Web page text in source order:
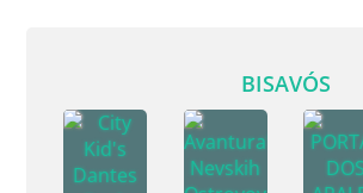
BISAVÓS